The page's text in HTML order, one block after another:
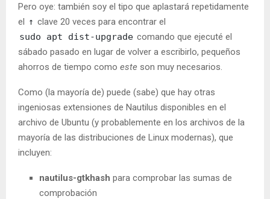
Pero oye: también soy el tipo que aplastará repetidamente
el ↑ clave 20 veces para encontrar el
sudo apt dist-upgrade comando que ejecuté el
sábado pasado en lugar de volver a escribirlo, pequeños
ahorros de tiempo como este son muy necesarios.
Como (la mayoría de) puede (sabe) que hay otras
ingeniosas extensiones de Nautilus disponibles en el
archivo de Ubuntu (y probablemente en los archivos de la
mayoría de las distribuciones de Linux modernas), que
incluyen:
nautilus-gtkhash para comprobar las sumas de
comprobación